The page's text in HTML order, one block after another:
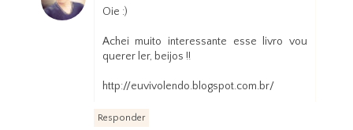
Oie :)
Achei muito interessante esse livro vou
querer ler, beijos !!
http://euvivolendo.blogspot.com.br/
Responder